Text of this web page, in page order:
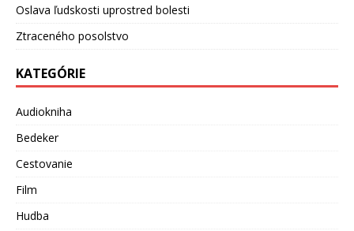
Oslava ľudskosti uprostred bolesti
Ztraceného posolstvo
KATEGÓRIE
Audiokniha
Bedeker
Cestovanie
Film
Hudba